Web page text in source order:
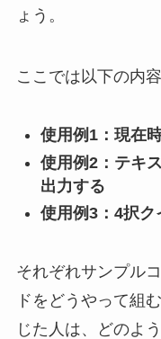
ょう。
ここでは以下の内
使用例1：現在
使用例2：テキ
出力する
使用例3：4択ク
それぞれサンプル
ドをどうやって組
じた人は、どのよ